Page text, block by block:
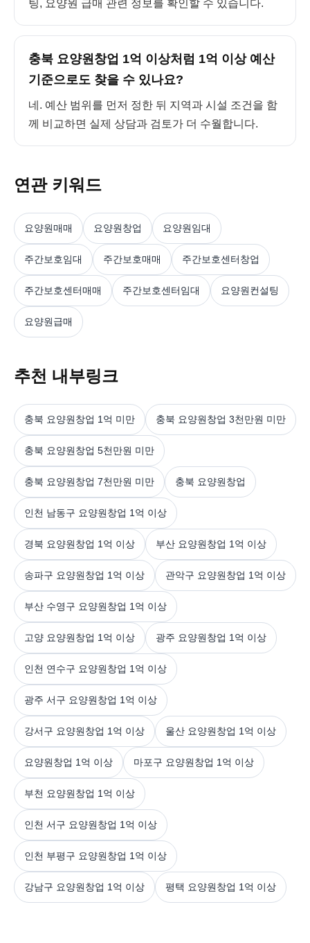
팅, 요양원 급매 관련 정보를 확인할 수 있습니다.
충북 요양원창업 1억 이상처럼 1억 이상 예산
기준으로도 찾을 수 있나요?
네. 예산 범위를 먼저 정한 뒤 지역과 시설 조건을 함
께 비교하면 실제 상담과 검토가 더 수월합니다.
연관 키워드
요양원매매 요양원창업 요양원임대
주간보호임대 주간보호매매 주간보호센터창업
주간보호센터매매 주간보호센터임대 요양원컨설팅
요양원급매
추천 내부링크
충북 요양원창업 1억 미만 충북 요양원창업 3천만원 미만
충북 요양원창업 5천만원 미만
충북 요양원창업 7천만원 미만 충북 요양원창업
인천 남동구 요양원창업 1억 이상
경북 요양원창업 1억 이상 부산 요양원창업 1억 이상
송파구 요양원창업 1억 이상 관악구 요양원창업 1억 이상
부산 수영구 요양원창업 1억 이상
고양 요양원창업 1억 이상 광주 요양원창업 1억 이상
인천 연수구 요양원창업 1억 이상
광주 서구 요양원창업 1억 이상
강서구 요양원창업 1억 이상 울산 요양원창업 1억 이상
요양원창업 1억 이상 마포구 요양원창업 1억 이상
부천 요양원창업 1억 이상
인천 서구 요양원창업 1억 이상
인천 부평구 요양원창업 1억 이상
강남구 요양원창업 1억 이상 평택 요양원창업 1억 이상